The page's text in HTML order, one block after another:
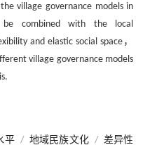
village governance models in
combined with the local
and elastic social space，
village governance models
平 / 地域民族文化 / 差异性